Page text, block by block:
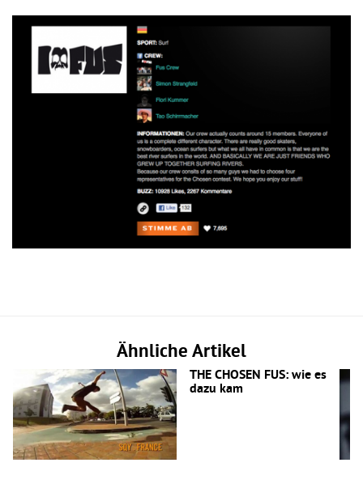
Ähnliche Artikel
THE CHOSEN FUS: wie es
dazu kam